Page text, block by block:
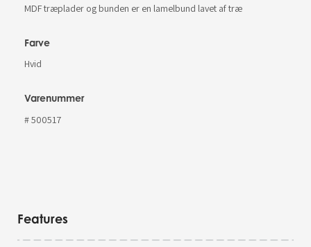
MDF træplader og bunden er en lamelbund lavet af træ
Farve
Hvid
Varenummer
# 500517
Features